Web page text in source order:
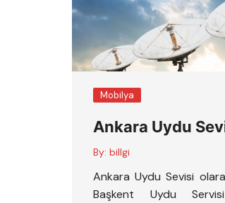
Mobilya
Ankara Uydu
By: billgi
Ankara Uydu Sevisi
Başkent Uydu